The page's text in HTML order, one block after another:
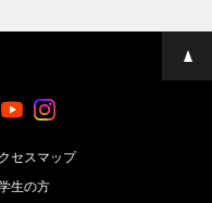
ペ
ー
YoutubeYoutube
セスマップ
生の方